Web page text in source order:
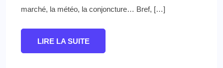
marché, la météo, la conjoncture… Bref, […]
LIRE LA SUITE